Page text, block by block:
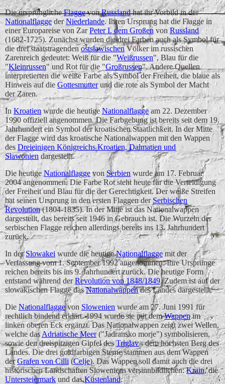
Die ursprünglicheFlaggevonRusslandhat ihr Vorbild in der
Nationalflagge derNiederlande. Ihren Ursprung hat die Flagge in
einer Europareise von ZarPeter I. dem Großen von Russland
(1682-1725). Zunächst wurden die drei Farben auch als Symbol für
die drei staatstragendenostslawischenVölker im russischen
Zarenreich gedeutet: Weiß für die "Weißrussen", Blau für die
"Kleinrussen" und Rot für die "Großrussen". Andere Quellen
interpretierten die weiße Farbe als Symbol der Freiheit, die blaue als
Hinweis auf die Gottesmutterund die rote als Symbol der Macht
der Zaren.
In Kroatienwurde die heutige Nationalflagge am 22. Dezember
1990 offiziell angenommen. Die Farbgebung ist bereits seit dem 19.
Jahrhundert ein Symbol der kroatischen Staatlichkeit. In der Mitte
der Flagge wird das kroatische Nationalwappen mit den Wappen
des Dreieinigen Königreichs Kroatien, Dalmatien und
Slawonien dargestellt.
Die heutige Nationalflagge von Serbienwurde am 17. Februar
2004 angenommen. Die Farbe Rot steht heute für die Verteidigung
der Freiheit und Blau für die der Gerechtigkeit. Der weiße Streifen
hat seinen Ursprung in den ersten Flaggen der Serbischen
Revolution(1804-1835). In der Mitte ist das Nationalwappen
dargestellt, das bereits seit 1946 in Gebrauch ist. Die Wurzeln der
serbischen Flagge reichen allerdings bereits ins 13. Jahrhundert
zurück.
In derSlowakei wurde die heutigeNationalflagge mit der
Verfassung vom 1. September 1992 angenommen. Ihre Ursprünge
reichen bereits bis ins 9. Jahrhundert zurück. Die heutige Form
entstand während derRevolution von 1848/1849. Zudem ist auf der
slowakischen Flagge dasNationalwappendes Landes dargestellt.
Die Nationalflaggevon Slowenienwurde am 27. Juni 1991 für
rechtlich bindend erklärt. 1994 wurde sie mit demWappenim
linken oberen Eck ergänzt. Das Nationalwappen zeigt zwei Wellen,
welche das Adriatische Meer("Jadransko morje") symbolisieren,
sowie den dreispitzigen Gipfel desTriglav- dem höchsten Berg des
Landes. Die drei goldfarbigen Sterne stammen aus dem Wappen
derGrafen von Cilli (Celje). Das Wappen soll damit auch die drei
historischen Landschaften Sloweniens versinnbildlichen:Krain, die
Untersteiermark und dasKüstenland.